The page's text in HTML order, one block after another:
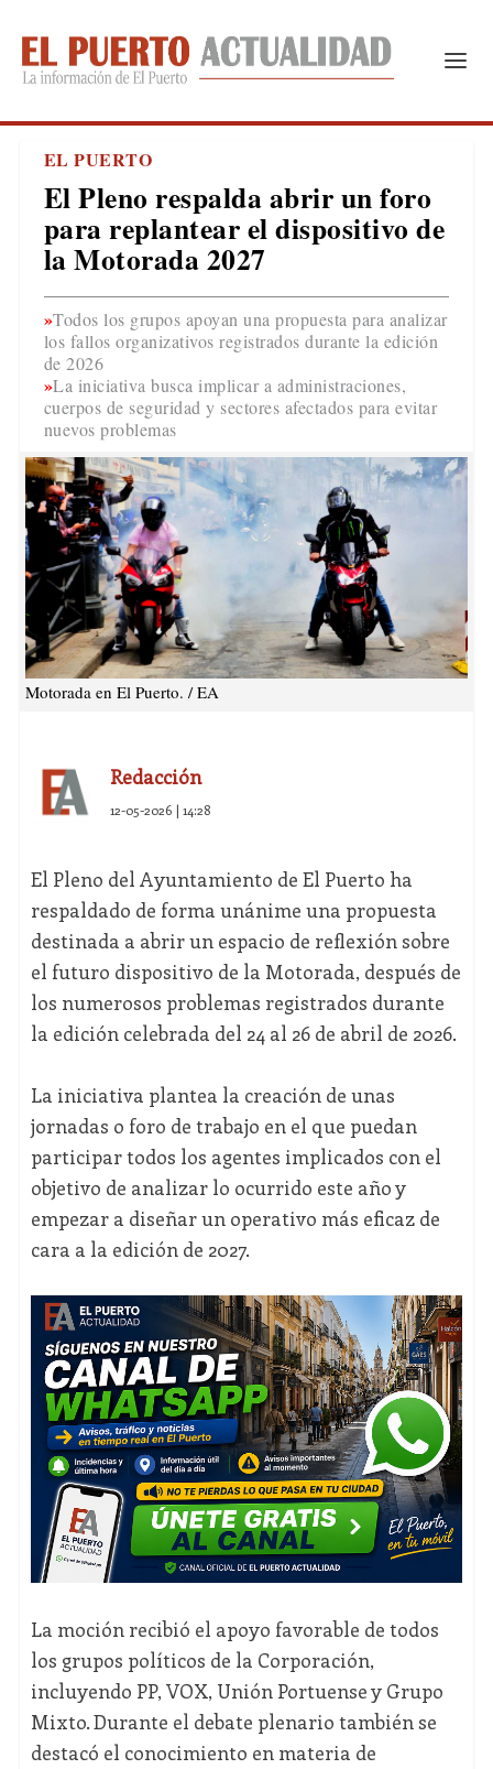
EL PUERTO
El Pleno respalda abrir un foro
para replantear el dispositivo de
la Motorada 2027
Todos los grupos apoyan una propuesta para analizar
los fallos organizativos registrados durante la edición
de 2026
La iniciativa busca implicar a administraciones,
cuerpos de seguridad y sectores afectados para evitar
nuevos problemas
Motorada en El Puerto. / EA
Redacción
12-05-2026 | 14:28
El Pleno del Ayuntamiento de El Puerto ha
respaldado de forma unánime una propuesta
destinada a abrir un espacio de reflexión sobre
el futuro dispositivo de la Motorada, después de
los numerosos problemas registrados durante
la edición celebrada del 24 al 26 de abril de 2026.
La iniciativa plantea la creación de unas
jornadas o foro de trabajo en el que puedan
participar todos los agentes implicados con el
objetivo de analizar lo ocurrido este año y
empezar a diseñar un operativo más eficaz de
cara a la edición de 2027.
La moción recibió el apoyo favorable de todos
los grupos políticos de la Corporación,
incluyendo PP, VOX, Unión Portuense y Grupo
Mixto. Durante el debate plenario también se
destacó el conocimiento en materia de